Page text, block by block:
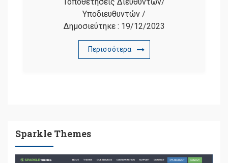
Τοποθετήσεις Διευθυντών/
Υποδιευθυντών /
Δημοσιεύτηκε : 19/12/2023
Περισσότερα
Sparkle Themes